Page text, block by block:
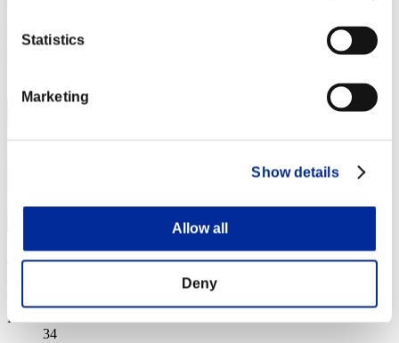
Statistics
Marketing
Show details
Allow all
Deny
Jozeee
Posición
34